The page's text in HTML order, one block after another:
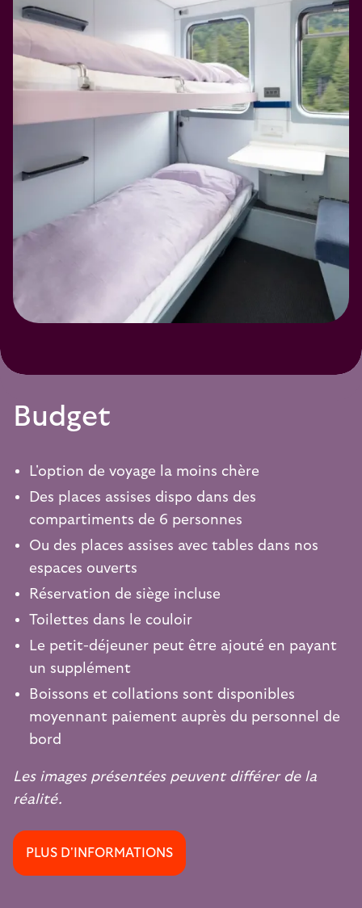
Budget
L'option de voyage la moins chère
Des places assises dispo dans des
compartiments de 6 personnes
Ou des places assises avec tables dans nos
espaces ouverts
Réservation de siège incluse
Toilettes dans le couloir
Le petit-déjeuner peut être ajouté en payant
un supplément
Boissons et collations sont disponibles
moyennant paiement auprès du personnel de
bord
Les images présentées peuvent différer de la
réalité.
PLUS D'INFORMATIONS